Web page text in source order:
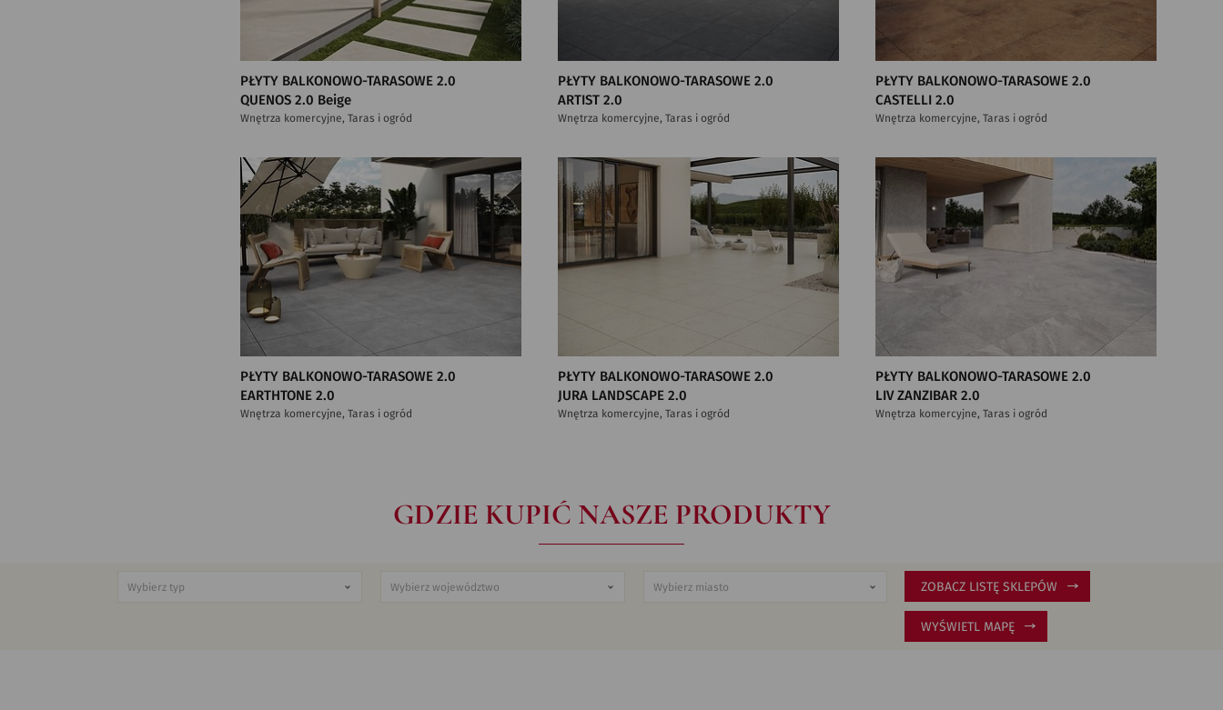
PŁYTY BALKONOWO-TARASOWE 2.0
QUENOS 2.0 Beige
Wnętrza komercyjne, Taras i ogród
PŁYTY BALKONOWO-TARASOWE 2.0
ARTIST 2.0
Wnętrza komercyjne, Taras i ogród
PŁYTY BALKONOWO-TARASOWE 2.0
CASTELLI 2.0
Wnętrza komercyjne, Taras i ogród
PŁYTY BALKONOWO-TARASOWE 2.0
EARTHTONE 2.0
Wnętrza komercyjne, Taras i ogród
PŁYTY BALKONOWO-TARASOWE 2.0
JURA LANDSCAPE 2.0
Wnętrza komercyjne, Taras i ogród
PŁYTY BALKONOWO-TARASOWE 2.0
LIV ZANZIBAR 2.0
Wnętrza komercyjne, Taras i ogród
GDZIE KUPIĆ NASZE PRODUKTY
ZOBACZ LISTĘ SKLEPÓW
WYŚWIETL MAPĘ